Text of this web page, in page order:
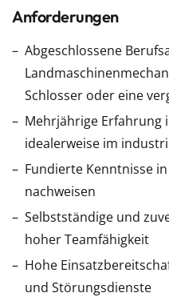
Anforderungen
Abgeschlossene
Schlosser oder eine
Mehrjährige Erfahrung
idealerweise im
Fundierte Kenntnisse
nachweisen
Selbstständige und
hoher Teamfähigkeit
Hohe
und Störungsdienste